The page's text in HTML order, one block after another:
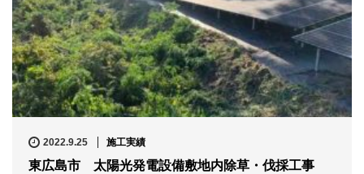
2022.9.25 施工実績
東広島市 太陽光発電設備敷地内除草・伐採工事